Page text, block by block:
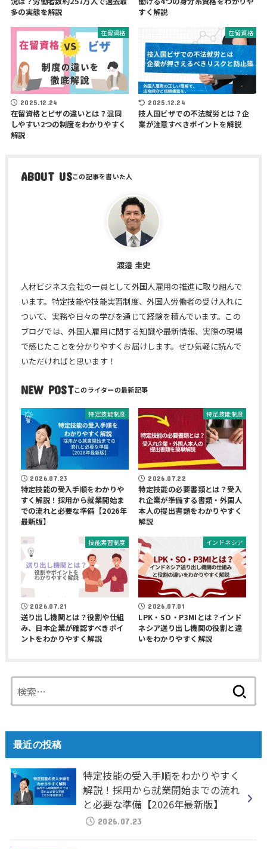
多の実態を解説
すく解説
在留資格
2025.12.24
在留資格とビザの違いとは？混同
しやすい2つの制度をわかりやすく
解説
在留資格
2025.12.24
技人国ビザでの不法就労とは？企
業が注意すべきポイントを解説
ABOUT US
渡邉 圭史
人材ビジネス会社の一員として外国人雇用の推進に取り組んで
います。特定技能や技能実習制度、外国人労働者の受け入れに
ついて、実務や日々の学びを通じて経験を積んでいます。この
ブログでは、外国人雇用に関する知識や最新情報、実際の現場
で感じたことを分かりやすくお届けします。ぜひ気軽に読んで
いただければと思います！
NEW POST
特定技能制度
2026.07.23
特定技能の受入手順をわかりや
すく解説！採用から就業開始ま
での流れと必要な準備【2026年
最新版】
特定技能制度
2026.07.22
特定技能の必要書類とは？受入
れ企業が準備する書類・外国人
本人の提出書類をわかりやすく
解説
技能実習制度
2026.07.21
送り出し機関とは？役割や仕組
み、日本企業が確認すべきポイ
ントをわかりやすく解説
インドネシア
2026.07.01
LPK・SO・P3MIとは？インド
ネシア送り出し機関の役割と違
いをわかりやすく解説
索:
最近の投稿
特定技能の受入手順をわかりやすく
解説！採用から就業開始までの流れ
と必要な準備【2026年最新版】
2026.07.23